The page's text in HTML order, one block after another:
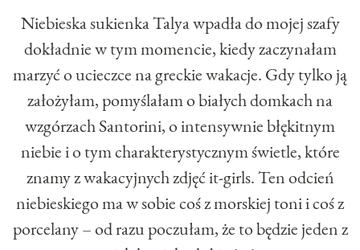
Niebieska sukienka Talya wpadła do mojej szafy
dokładnie w tym momencie, kiedy zaczynałam
marzyć o ucieczce na greckie wakacje. Gdy tylko ją
założyłam, pomyślałam o białych domkach na
wzgórzach Santorini, o intensywnie błękitnym
niebie i o tym charakterystycznym świetle, które
znamy z wakacyjnych zdjęć it-girls. Ten odcień
niebieskiego ma w sobie coś z morskiej toni i coś z
porcelany – od razu poczułam, że to będzie jeden z